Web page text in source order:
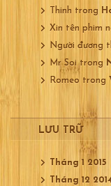
Thinh trong
Xin tên phim
Người đương
Mr Soitrong
Romeo trong
LƯU TRỮ
Tháng 1 2015
Tháng 12